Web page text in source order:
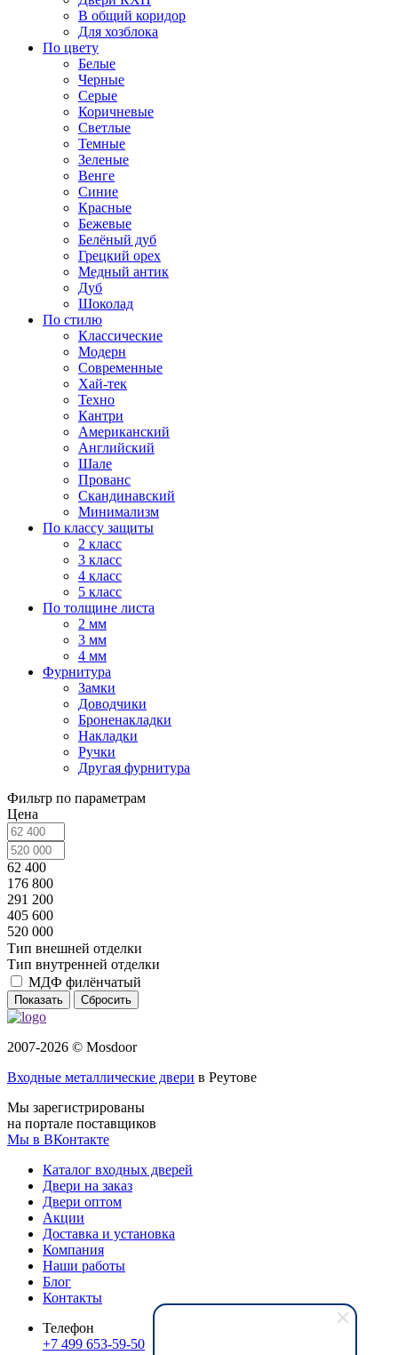
В общий коридор
Для хозблока
По цвету
Белые
Черные
Серые
Коричневые
Светлые
Темные
Зеленые
Венге
Синие
Красные
Бежевые
Белёный дуб
Грецкий орех
Медный антик
Дуб
Шоколад
По стилю
Классические
Модерн
Современные
Хай-тек
Техно
Кантри
Американский
Английский
Шале
Прованс
Скандинавский
Минимализм
По классу защиты
2 класс
3 класс
4 класс
5 класс
По толщине листа
2 мм
3 мм
4 мм
Фурнитура
Замки
Доводчики
Броненакладки
Накладки
Ручки
Другая фурнитура
Фильтр по параметрам
Цена
62 400
176 800
291 200
405 600
520 000
Тип внешней отделки
Тип внутренней отделки
МДФ филёнчатый
Сбросить
2007-2026 © Mosdoor
Входные металлические двери в Реутове
Мы зарегистрированы
на портале поставщиков
Мы в ВКонтакте
Каталог входных дверей
Двери на заказ
Двери оптом
Акции
Доставка и установка
Компания
Наши работы
Блог
Контакты
Телефон
+7 499 653-59-50